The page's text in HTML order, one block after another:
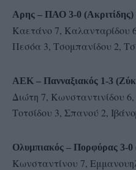
Αρης – ΠΑΟ 3-0 (Ακριτίδης)
Καετάνο 7, Καλανταρίδου
Πεσόα 3, Τσομπανίδου 2,
ΑΕΚ – Πανναξιακός 1-3
Διώτη 7, Κωνσταντινίδου
Τοτσίδου 3, Σπανού 2,
Ολυμπιακός – Πορφύρας 3-
Κωνσταντίνου 7,